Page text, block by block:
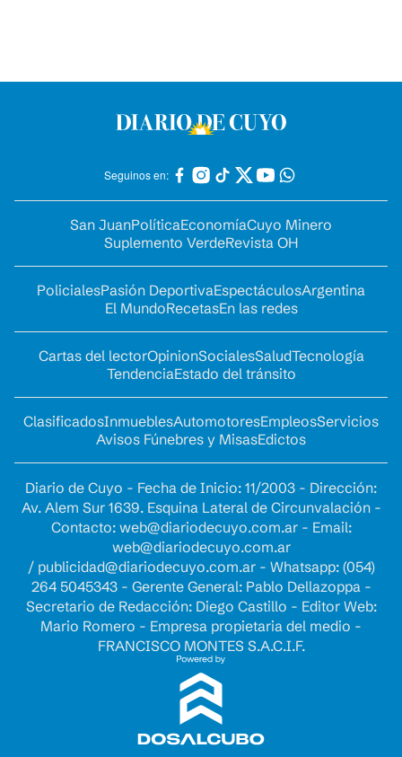
Seguinos en:
San JuanPolíticaEconomíaCuyo Minero
Suplemento VerdeRevista OH
PolicialesPasión DeportivaEspectáculosArgentina
El MundoRecetasEn las redes
Cartas del lectorOpinionSocialesSaludTecnología
TendenciaEstado del tránsito
ClasificadosInmueblesAutomotoresEmpleosServicios
Avisos Fúnebres y MisasEdictos
Diario de Cuyo - Fecha de Inicio: 11/2003 - Dirección:
Av. Alem Sur 1639. Esquina Lateral de Circunvalación -
Contacto: web@diariodecuyo.com.ar- Email:
web@diariodecuyo.com.ar
/ publicidad@diariodecuyo.com.ar- Whatsapp: (054)
264 5045343 - Gerente General: Pablo Dellazoppa -
Secretario de Redacción: Diego Castillo - Editor Web:
Mario Romero - Empresa propietaria del medio -
FRANCISCO MONTES S.A.C.I.F.